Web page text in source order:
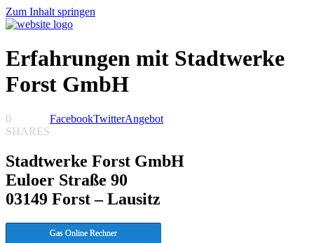
Zum Inhalt springen
Erfahrungen mit Stadtwerke
Forst GmbH
0
SHARES
FacebookTwitterAngebot
Stadtwerke Forst GmbH
Euloer Straße 90
03149 Forst – Lausitz
Gas Online Rechner